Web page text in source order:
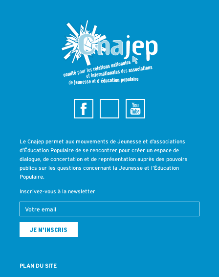
Le Cnajep permet aux mouvements de Jeunesse et d’associations
d’Éducation Populaire de se rencontrer pour créer un espace de
dialogue, de concertation et de représentation auprès des pouvoirs
publics sur les questions concernant la Jeunesse et l’Éducation
Populaire.
Inscrivez-vous à la newsletter
PLAN DU SITE